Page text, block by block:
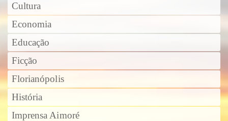
Cultura
Economia
Educação
Ficção
Florianópolis
História
Imprensa Aimoré